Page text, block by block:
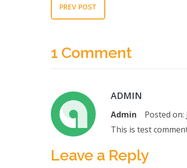
PREV POST
1 Comment
ADMIN
Admin Posted on:
This is test
Leave a Reply